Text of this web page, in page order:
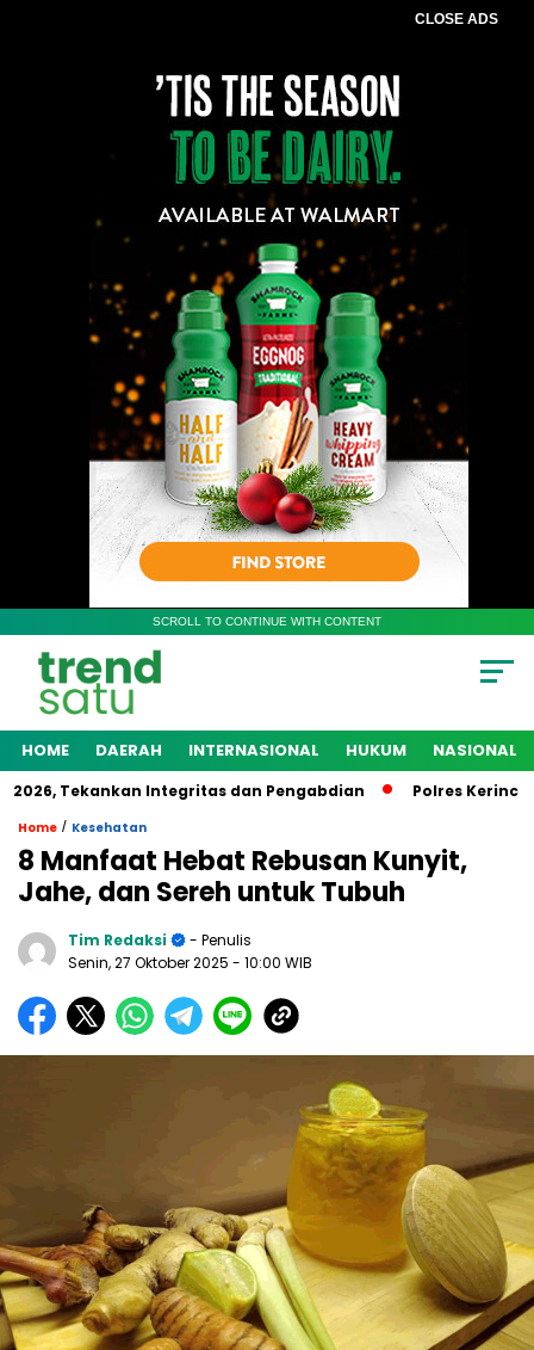
CLOSE ADS
SCROLL TO CONTINUE WITH CONTENT
HOME DAERAH INTERNASIONAL HUKUM NASIONAL
Tekankan Integritas dan Pengabdian Polres Kerinci
Home / Kesehatan
8 Manfaat Hebat Rebusan Kunyit,
Jahe, dan Sereh untuk Tubuh
Tim Redaksi
- Penulis
Senin, 27 Oktober 2025 - 10:00 WIB